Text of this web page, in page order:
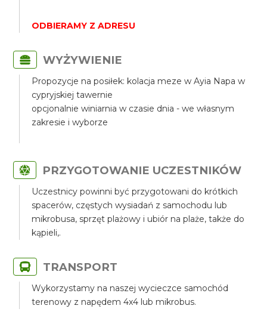
ODBIERAMY Z ADRESU
WYŻYWIENIE
Propozycje na posiłek: kolacja meze w Ayia Napa w
cypryjskiej tawernie
opcjonalnie winiarnia w czasie dnia - we własnym
zakresie i wyborze
PRZYGOTOWANIE UCZESTNIKÓW
Uczestnicy powinni być przygotowani do krótkich
spacerów, częstych wysiadań z samochodu lub
mikrobusa, sprzęt plażowy i ubiór na plaże, także do
kąpieli,.
TRANSPORT
Wykorzystamy na naszej wycieczce samochód
terenowy z napędem 4x4 lub mikrobus.